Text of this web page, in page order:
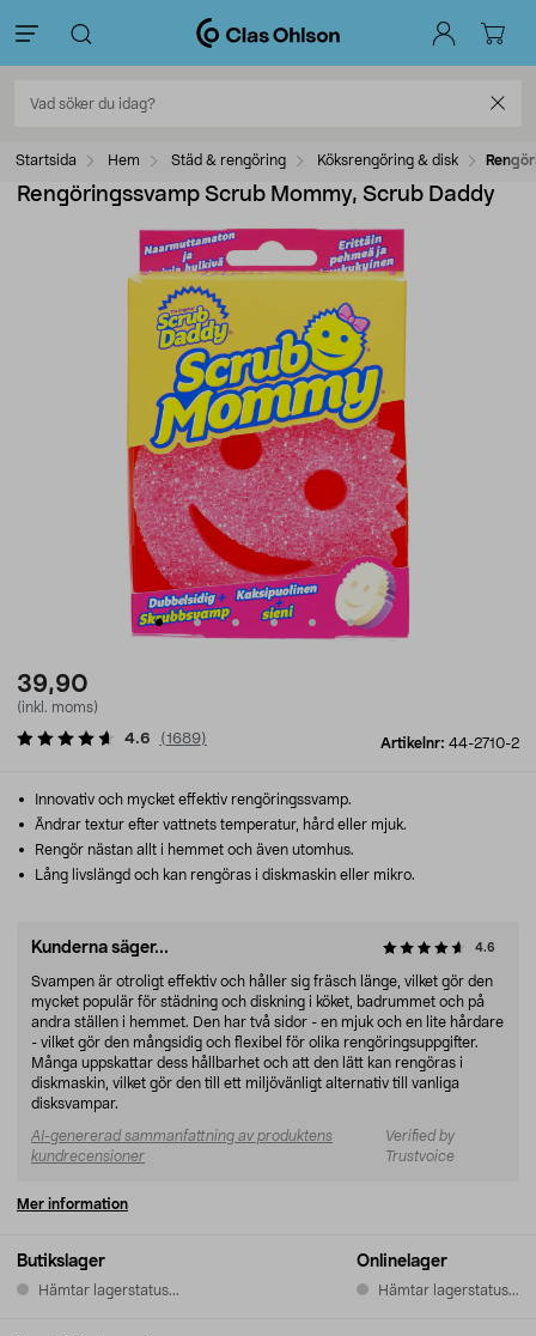
Startsida Hem Städ & rengöring Köksrengöring & disk
Rengöringssvamp Scrub Mommy, Scrub Daddy
39,90
(inkl. moms)
Artikelnr: 44-2710-2
4.6 (1689)
Butikslager
Hämtar lagerstatus...
Onlinelager
Hämtar lagerstatus...
Innovativ och mycket effektiv rengöringssvamp.
Ändrar textur efter vattnets temperatur, hård eller mjuk.
Rengör nästan allt i hemmet och även utomhus.
Lång livslängd och kan rengöras i diskmaskin eller mikro.
Kunderna säger... 4.6
Svampen är otroligt effektiv och håller sig fräsch länge, vilket gör den
mycket populär för städning och diskning i köket, badrummet och på
andra ställen i hemmet. Den har två sidor - en mjuk och en lite hårdare
- vilket gör den mångsidig och flexibel för olika rengöringsuppgifter.
Många uppskattar dess hållbarhet och att den lätt kan rengöras i
diskmaskin, vilket gör den till ett miljövänligt alternativ till vanliga
disksvampar.
AI-genererad sammanfattning av produktens
kundrecensioner
Verified by
Trustvoice
Mer information